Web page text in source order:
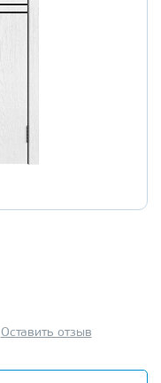
Оставить отзыв